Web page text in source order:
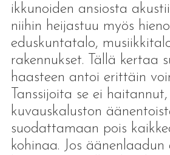
ikkunoiden ansiosta
niihin heijastuu myös
eduskuntatalo,
rakennukset. Tällä kertaa
haasteen antoi erittäin
Tanssijoita se ei
kuvauskaluston
suodattamaan pois
kohinaa. Jos äänenlaadun